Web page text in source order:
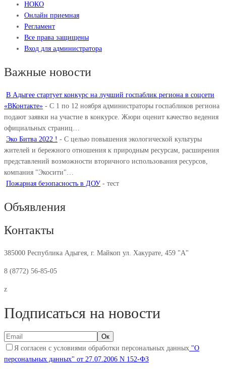
НОКО
Онлайн приемная
Регламент
Все права защищены
Вход для администратора
Важные новости
В Адыгее стартует конкурс на лучший госпаблик региона в соцсети
«ВКонтакте» - С 1 по 12 ноября администраторы госпабликов региона
подают заявки на участие в конкурсе. Жюри оценит качество ведения
официальных страниц…
Эко Битва 2022 ! - С целью повышения экологической культуры
жителей и бережного отношения к природным ресурсам, расширения
представлений возможности вторичного использования ресурсов,
компания "Экосити"…
Пожарная безопасность в ДОУ - тест
Объявления
Контакты
385000 Республика Адыгея, г. Майкоп ул. Хакурате, 459 "А"
8 (8772) 56-85-05
z
Подписаться на новости
Я согласен с условиями обработки персональных данных "О
персональных данных" от 27.07.2006 N 152-ФЗ